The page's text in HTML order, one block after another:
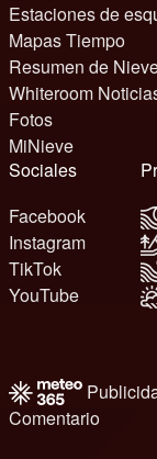
Estaciones de
Mapas Tiempo
Resumen de
Whiteroom
Fotos
MiNieve
Sociales
Facebook
Instagram
TikTok
YouTube
Comentario